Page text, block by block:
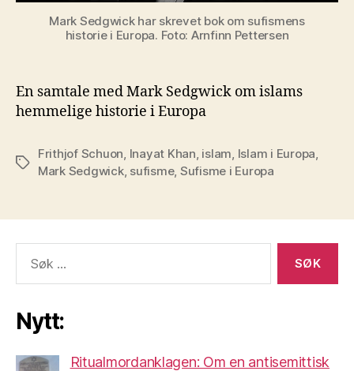
Mark Sedgwick har skrevet bok om sufismens
historie i Europa. Foto: Arnfinn Pettersen
En samtale med Mark Sedgwick om islams
hemmelige historie i Europa
Stikkord
Frithjof Schuon Inayat Khan islam Islam i Europa
Mark Sedgwick, sufisme, Sufisme i Europa
etter:
Nytt:
Ritualmordanklagen: Om en antisemittisk